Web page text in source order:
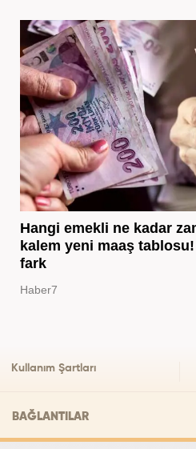
Hangi emekli ne kadar
kalem yeni maaş
fark
Haber7
Kullanım Şartları
BAĞLANTILAR